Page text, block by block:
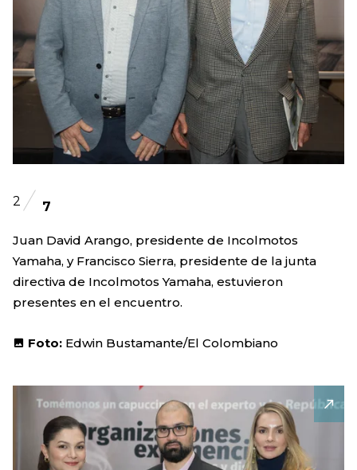
2 7
Juan David Arango, presidente de Incolmotos
Yamaha, y Francisco Sierra, presidente de la junta
directiva de Incolmotos Yamaha, estuvieron
presentes en el encuentro.
Foto: Edwin Bustamante/El Colombiano